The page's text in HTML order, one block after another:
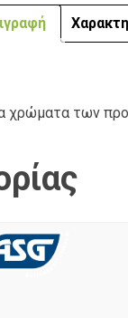
χρώματα των